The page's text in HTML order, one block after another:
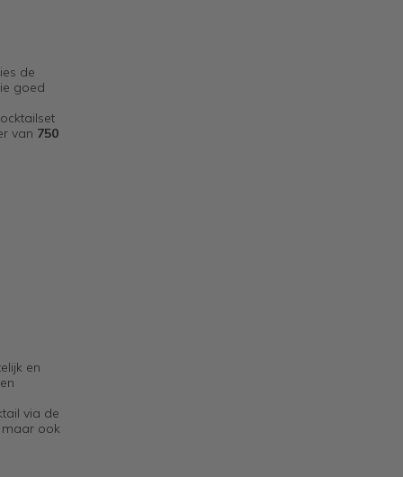
de
goed
van 750
en
via de
maar ook